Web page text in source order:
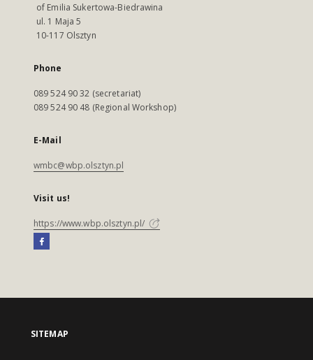
of Emilia Sukertowa-Biedrawina
ul. 1 Maja 5
10-117 Olsztyn
Phone
089 524 90 32 (secretariat)
089 524 90 48 (Regional Workshop)
E-Mail
wmbc@wbp.olsztyn.pl
Visit us!
https://www.wbp.olsztyn.pl/
SITEMAP